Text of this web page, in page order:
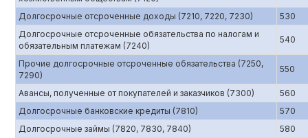
Долгосрочные отсроченные доходы (7210, 7220, 7230)
530
Долгосрочные отсроченные обязательства по налогам и
обязательным платежам (7240)
540
Прочие долгосрочные отсроченные обязательства (7250,
7290)
550
Авансы, полученные от покупателей и заказчиков (7300)
560
Долгосрочные банковские кредиты (7810)
570
Долгосрочные займы (7820, 7830, 7840)
580